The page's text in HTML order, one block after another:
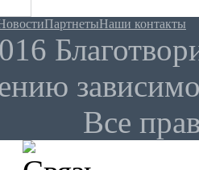
ПартнетыНаши контакты
Все